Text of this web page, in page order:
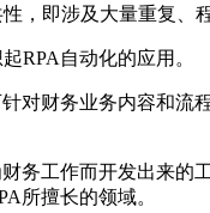
，即涉及大量重复、
RPA自动化的应用。
对财务业务内容和流
务工作而开发出来
所擅长的领域。